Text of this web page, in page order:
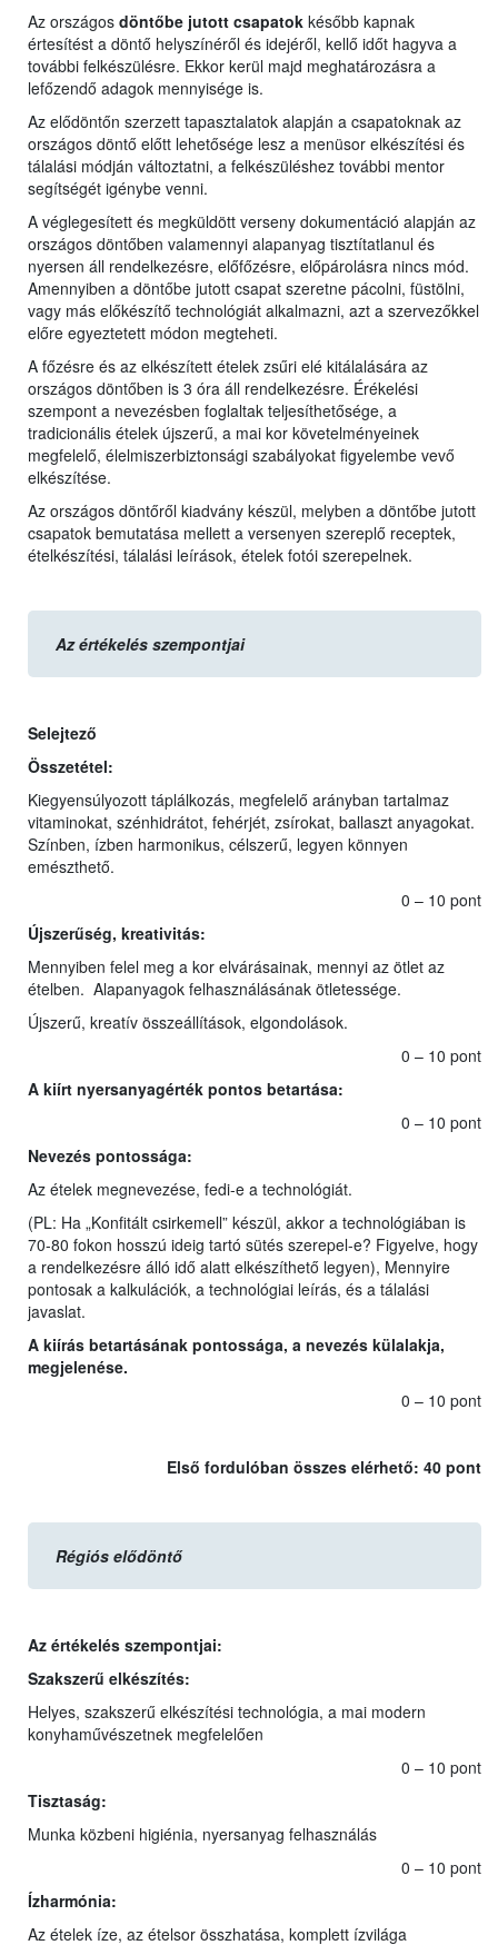
Az országos döntőbe jutott csapatok később kapnak
értesítést a döntő helyszínéről és idejéről, kellő időt hagyva a
további felkészülésre. Ekkor kerül majd meghatározásra a
lefőzendő adagok mennyisége is.
Az elődöntőn szerzett tapasztalatok alapján a csapatoknak az
országos döntő előtt lehetősége lesz a menüsor elkészítési és
tálalási módján változtatni, a felkészüléshez további mentor
segítségét igénybe venni.
A véglegesített és megküldött verseny dokumentáció alapján az
országos döntőben valamennyi alapanyag tisztítatlanul és
nyersen áll rendelkezésre, előfőzésre, előpárolásra nincs mód.
Amennyiben a döntőbe jutott csapat szeretne pácolni, füstölni,
vagy más előkészítő technológiát alkalmazni, azt a szervezőkkel
előre egyeztetett módon megteheti.
A főzésre és az elkészített ételek zsűri elé kitálalására az
országos döntőben is 3 óra áll rendelkezésre. Érékelési
szempont a nevezésben foglaltak teljesíthetősége, a
tradicionális ételek újszerű, a mai kor követelményeinek
megfelelő, élelmiszerbiztonsági szabályokat figyelembe vevő
elkészítése.
Az országos döntőről kiadvány készül, melyben a döntőbe jutott
csapatok bemutatása mellett a versenyen szereplő receptek,
ételkészítési, tálalási leírások, ételek fotói szerepelnek.
Az értékelés szempontjai
Selejtező
Összetétel:
Kiegyensúlyozott táplálkozás, megfelelő arányban tartalmaz
vitaminokat, szénhidrátot, fehérjét, zsírokat, ballaszt anyagokat.
Színben, ízben harmonikus, célszerű, legyen könnyen
emészthető.
0 – 10 pont
Újszerűség, kreativitás:
Mennyiben felel meg a kor elvárásainak, mennyi az ötlet az
ételben. Alapanyagok felhasználásának ötletessége.
Újszerű, kreatív összeállítások, elgondolások.
0 – 10 pont
A kiírt nyersanyagérték pontos betartása:
0 – 10 pont
Nevezés pontossága:
Az ételek megnevezése, fedi-e a technológiát.
(PL: Ha „Konfitált csirkemell” készül, akkor a technológiában is
70-80 fokon hosszú ideig tartó sütés szerepel-e? Figyelve, hogy
a rendelkezésre álló idő alatt elkészíthető legyen), Mennyire
pontosak a kalkulációk, a technológiai leírás, és a tálalási
javaslat.
A kiírás betartásának pontossága, a nevezés külalakja,
megjelenése.
0 – 10 pont
Első fordulóban összes elérhető: 40 pont
Régiós elődöntő
Az értékelés szempontjai:
Szakszerű elkészítés:
Helyes, szakszerű elkészítési technológia, a mai modern
konyhaművészetnek megfelelően
0 – 10 pont
Tisztaság:
Munka közbeni higiénia, nyersanyag felhasználás
0 – 10 pont
Ízharmónia:
Az ételek íze, az ételsor összhatása, komplett ízvilága